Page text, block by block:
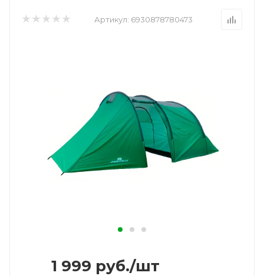
Артикул: 6930878780473
1 999 руб./шт